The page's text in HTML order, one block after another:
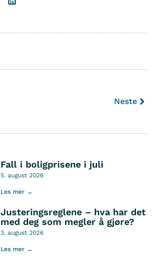
Neste
Fall i boligprisene i juli
5. august 2026
Les mer →
Justeringsreglene – hva har det
med deg som megler å gjøre?
3. august 2026
Les mer →